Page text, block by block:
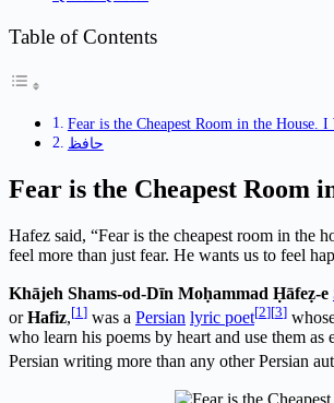
Table of Contents
Fear is the Cheapest Room in the
حافظ
Fear is the Cheapest Room
Hafez said, “Fear is the cheapest room in the
feel more than just fear. He wants us to feel
Khājeh Shams-od-Dīn Moḥammad Ḥāfeẓ-e
orHafiz,[1] was a Persian lyric poet[2][3]
who learn his poems by heart and use them
Persian writing more than any other Persian